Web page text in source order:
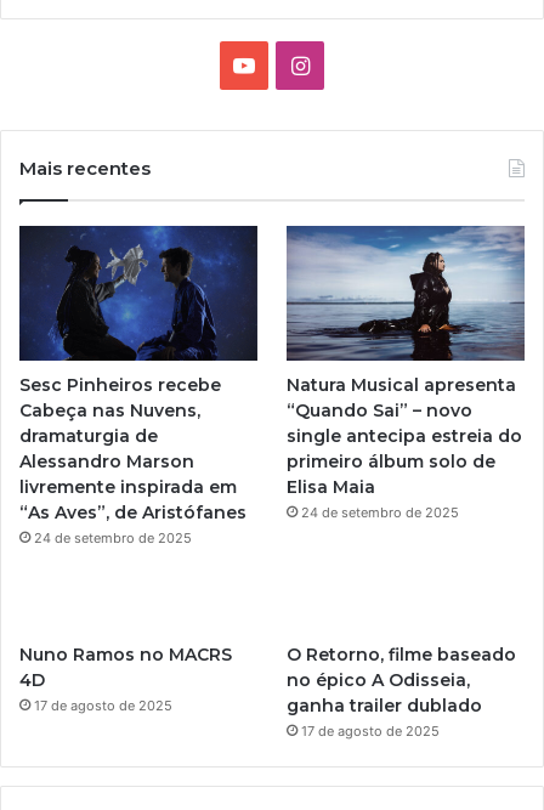
e
I
g
r
a
m
Mais recentes
Sesc Pinheiros recebe
Cabeça nas Nuvens,
dramaturgia de
Alessandro Marson
livremente inspirada em
“As Aves”, de Aristófanes
24 de setembro de 2025
Natura Musical apresenta
“Quando Sai” – novo
single antecipa estreia do
primeiro álbum solo de
Elisa Maia
24 de setembro de 2025
Nuno Ramos no MACRS
4D
17 de agosto de 2025
O Retorno, filme baseado
no épico A Odisseia,
ganha trailer dublado
17 de agosto de 2025